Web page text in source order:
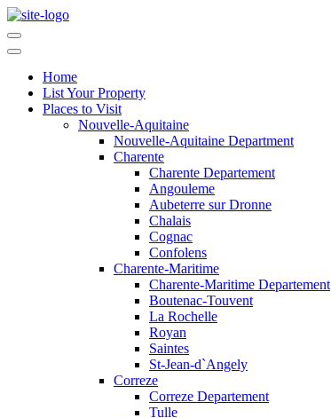
Home
List Your Property
Places to Visit
Nouvelle-Aquitaine
Nouvelle-Aquitaine Department
Charente
Charente Departement
Angouleme
Aubeterre sur Dronne
Chalais
Cognac
Confolens
Charente-Maritime
Charente-Maritime Departement
Boutenac-Touvent
La Rochelle
Royan
Saintes
St-Jean-d`Angely
Correze
Correze Departement
Tulle